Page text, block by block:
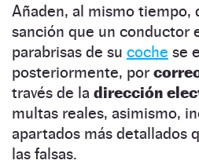
Añaden, al mismo tiempo,
sanción que un conductor
parabrisas de su coche se
posteriormente, por
través de la dirección
multas reales, asimismo,
apartados más detallados
las falsas.